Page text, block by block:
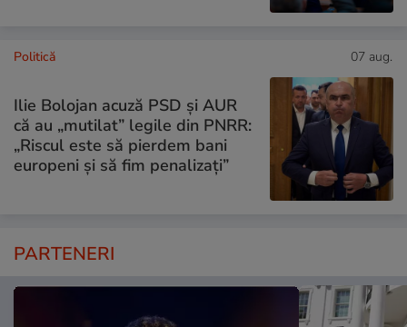
Politică 07 aug.
Ilie Bolojan acuză PSD și AUR
că au „mutilat” legile din PNRR:
„Riscul este să pierdem bani
europeni și să fim penalizați”
PARTENERI